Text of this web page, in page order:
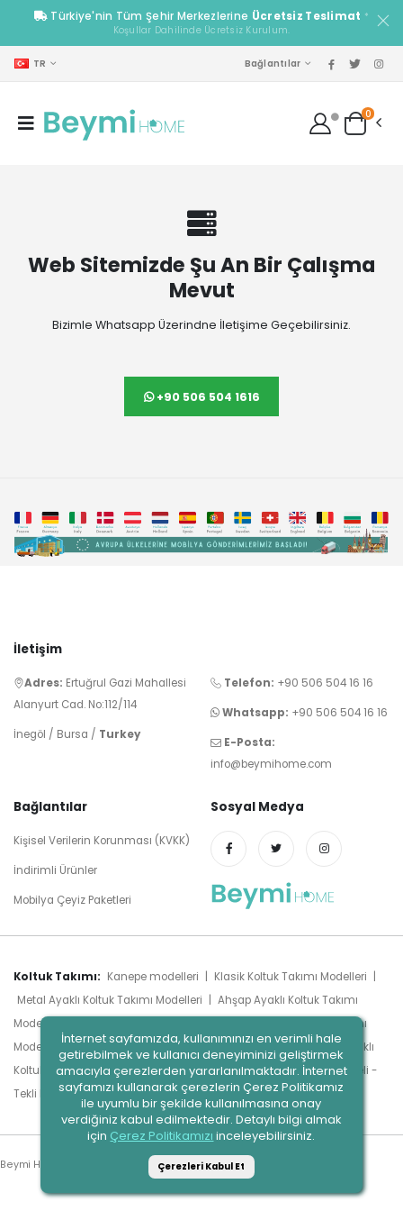
Türkiye'nin Tüm Şehir Merkezlerine Ücretsiz Teslimat *
Koşullar Dahilinde Ücretsiz Kurulum.
TR Bağlantılar
0
Web Sitemizde Şu An Bir Çalışma
Mevut
Bizimle Whatsapp Üzerindne İletişime Geçebilirsiniz.
+90 506 504 1616
İletişim
Adres: Ertuğrul Gazi Mahallesi
Alanyurt Cad. No:112/114
İnegöl / Bursa / Turkey
Telefon: +90 506 504 16 16
Whatsapp: +90 506 504 16 16
E-Posta:
info@beymihome.com
Bağlantılar
Kişisel Verilerin Korunması (KVKK)
İndirimli Ürünler
Mobilya Çeyiz Paketleri
Sosyal Medya
Koltuk Takımı: Kanepe modelleri Klasik Koltuk Takımı Modelleri
Metal Ayaklı Koltuk Takımı Modelleri
Ahşap Ayaklı Koltuk Takımı
Modelleri
Modern Koltuk Takımı
Modelleri
| Luxury Koltuk Takımı Modelleri | Köşe Takımları | Yataklı
Koltuk Takımı Modeli | Sandıklı Koltuk Takımı Modeli | Berjer Modeli -
Tekli Koltuk Modeli | Tümünü Gör
Beymi Home. © 2023
İnternet sayfamızda, kullanımınızı en verimli hale
getirebilmek ve kullanıcı deneyiminizi geliştirmek
amacıyla çerezlerden yararlanılmaktadır. İnternet
sayfamızı kullanarak çerezlerin Çerez Politikamız
ile uyumlu bir şekilde kullanılmasına onay
verdiğiniz kabul edilmektedir. Detaylı bilgi almak
için Çerez Politikamızı inceleyebilirsiniz.
Çerezleri Kabul Et